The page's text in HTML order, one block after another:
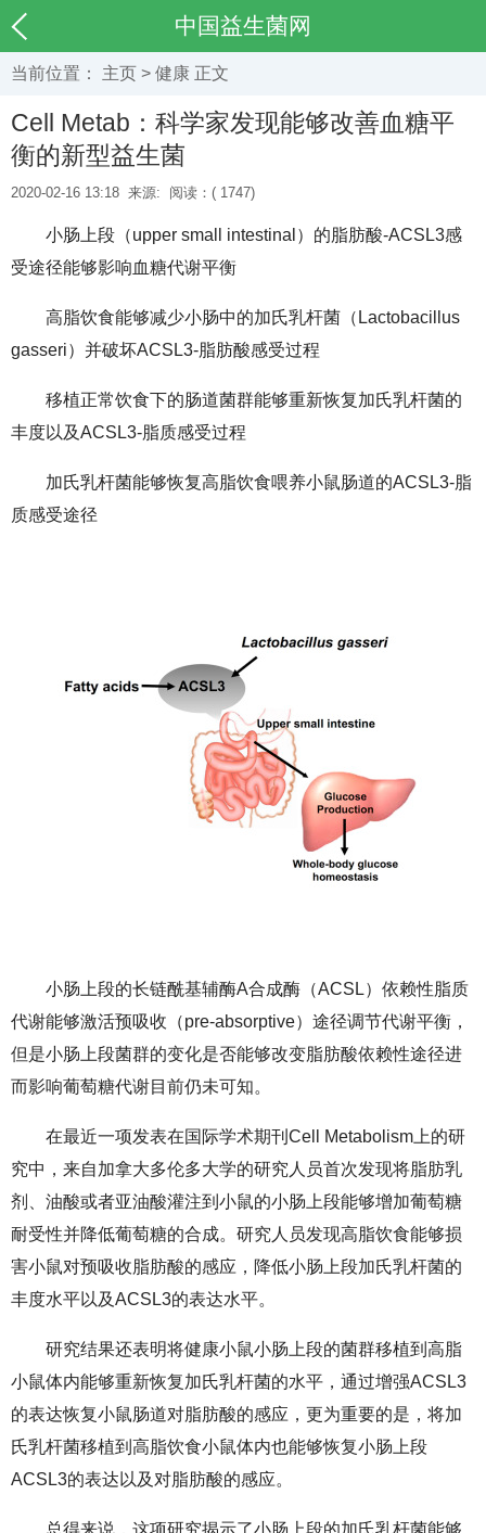
中国益生菌网
当前位置： 主页 > 健康 正文
Cell Metab：科学家发现能够改善血糖平
衡的新型益生菌
2020-02-16 13:18 来源: 阅读：( 1747)
小肠上段（upper small intestinal）的脂肪酸-ACSL3感
受途径能够影响血糖代谢平衡
高脂饮食能够减少小肠中的加氏乳杆菌（Lactobacillus
gasseri）并破坏ACSL3-脂肪酸感受过程
移植正常饮食下的肠道菌群能够重新恢复加氏乳杆菌的
丰度以及ACSL3-脂质感受过程
加氏乳杆菌能够恢复高脂饮食喂养小鼠肠道的ACSL3-脂
质感受途径
小肠上段的长链酰基辅酶A合成酶（ACSL）依赖性脂质
代谢能够激活预吸收（pre-absorptive）途径调节代谢平衡，
但是小肠上段菌群的变化是否能够改变脂肪酸依赖性途径进
而影响葡萄糖代谢目前仍未可知。
在最近一项发表在国际学术期刊Cell Metabolism上的研
究中，来自加拿大多伦多大学的研究人员首次发现将脂肪乳
剂、油酸或者亚油酸灌注到小鼠的小肠上段能够增加葡萄糖
耐受性并降低葡萄糖的合成。研究人员发现高脂饮食能够损
害小鼠对预吸收脂肪酸的感应，降低小肠上段加氏乳杆菌的
丰度水平以及ACSL3的表达水平。
研究结果还表明将健康小鼠小肠上段的菌群移植到高脂
小鼠体内能够重新恢复加氏乳杆菌的水平，通过增强ACSL3
的表达恢复小鼠肠道对脂肪酸的感应，更为重要的是，将加
氏乳杆菌移植到高脂饮食小鼠体内也能够恢复小肠上段
ACSL3的表达以及对脂肪酸的感应。
总得来说，这项研究揭示了小肠上段的加氏乳杆菌能够